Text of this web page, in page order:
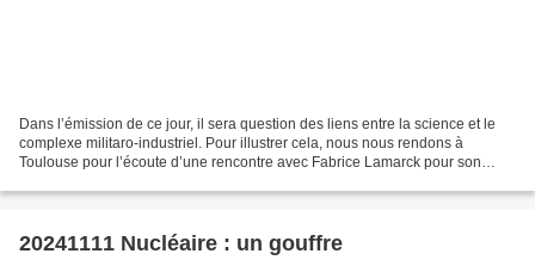
Dans l’émission de ce jour, il sera question des liens entre la science et le
complexe militaro-industriel. Pour illustrer cela, nous nous rendons à
Toulouse pour l’écoute d’une rencontre avec Fabrice Lamarck pour son
20241111 Nucléaire : un gouffre